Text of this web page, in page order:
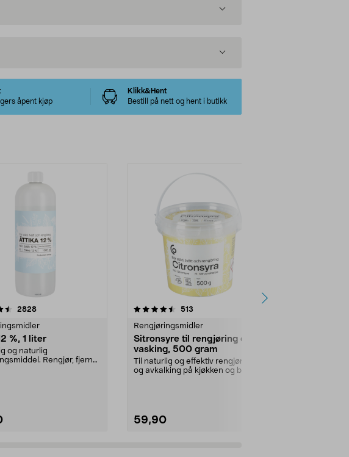
åpent kjøp
Klikk&Hent
Bestill på nett og hent i butikk
2828anmeldelser
%, 1 liter
og naturlig
Rengjør, fjerner
4.5 av 5 stjerner 513
Rengjøringsmidler
Sitronsyre til rengjøring og
vasking, 500 gram
Til naturlig og effektiv rengjøring
og avkalking på kjøkken og bad.
59,90
4.5 av 5 stjerner